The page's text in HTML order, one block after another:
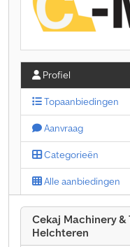
Profiel
Topaanbiedingen
Aanvraag
Categorieën
Alle aanbiedingen
Cekaj Machinery
Helchteren